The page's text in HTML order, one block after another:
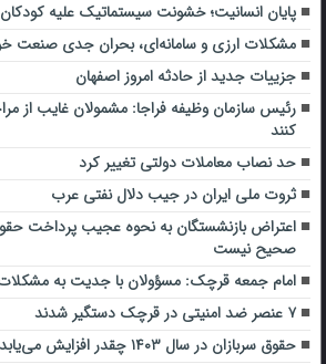
پایان انسانیت؛ خشونت سیستماتیک علیه
مشکلات ارزی و سامانه‌ای، بحران جدی صنعت
جزییات جدید از حادثه امروز اصفهان
رئیس سازمان وظیفه ‌فراجا‌: مشمولان غایب از
کنند
حد نصاب معاملات دولتی تغییر کرد
ثروت ملی ایران در جیب دلال نفتی عرب
اعتراض بازنشستگان به نحوه عجیب پرداخت
صحیح نیست
امام جمعه قرچک: مسؤولان با جدیت به
۷ عنصر ضد امنیتی در قرچک دستگیر شدند
حقوق سربازان در سال ۱۴۰۳ چقدر افزایش می‌یابد؟